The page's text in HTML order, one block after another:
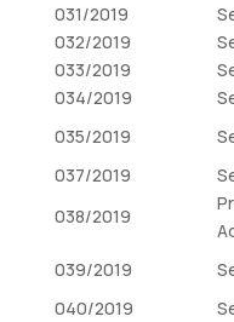
031/2019
032/2019
033/2019
034/2019
035/2019
037/2019
038/2019
039/2019
040/2019